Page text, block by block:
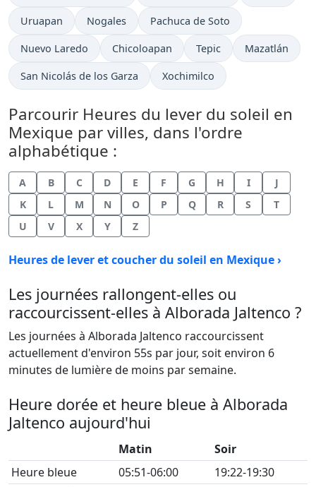
Uruapan Nogales Pachuca de Soto
Nuevo Laredo Chicoloapan Tepic Mazatlán
San Nicolás de los Garza Xochimilco
Parcourir Heures du lever du soleil en
Mexique par villes, dans l'ordre
alphabétique :
A B C D E F G H I
J
K
L M N O P Q R S
T
U
V X Y Z
Heures de lever et coucher du soleil en Mexique ›
Les journées rallongent-elles ou
raccourcissent-elles à Alborada Jaltenco ?
Les journées à Alborada Jaltenco raccourcissent
actuellement d'environ 55s par jour, soit environ 6
minutes de lumière de moins par semaine.
Heure dorée et heure bleue à Alborada
Jaltenco aujourd'hui
Matin
Soir
Heure bleue
05:51-06:00
19:22-19:30